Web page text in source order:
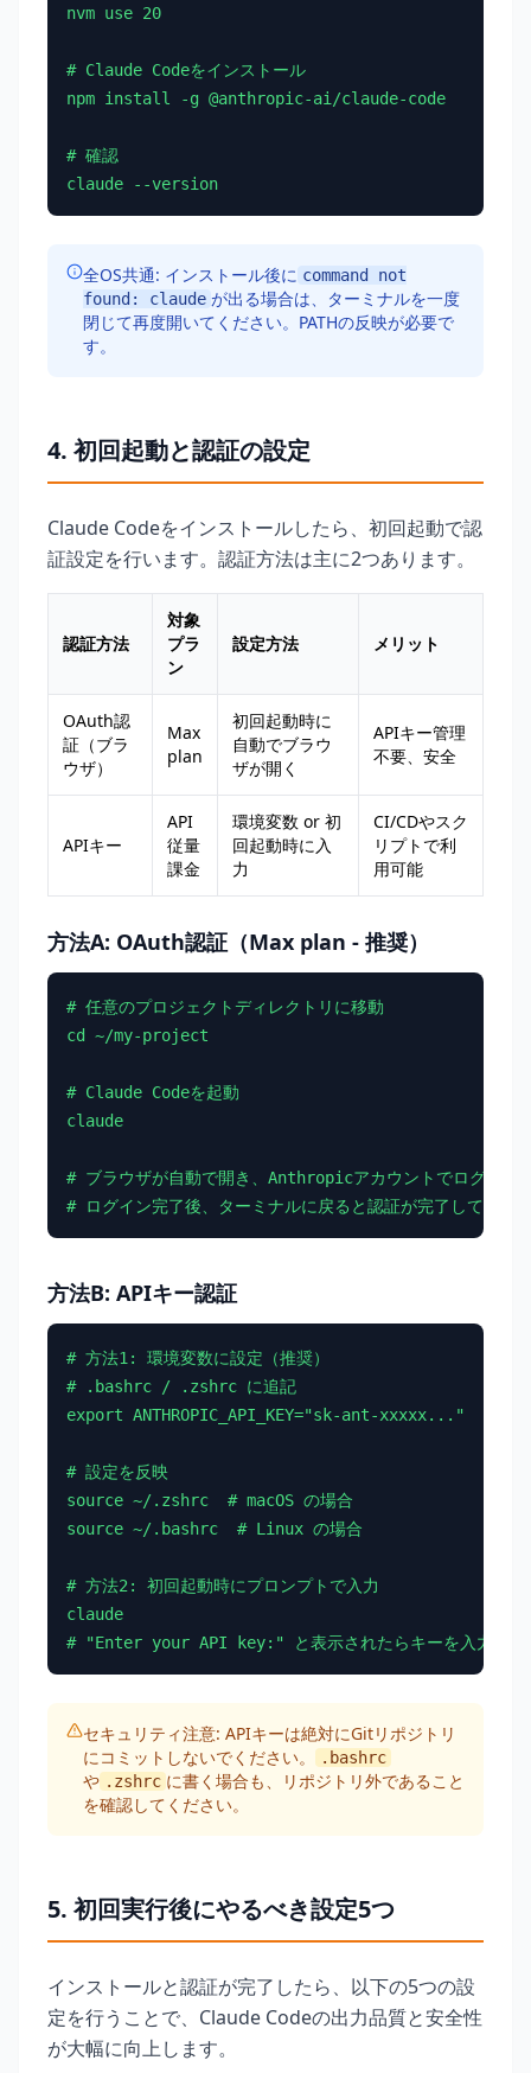
nvm use 20
# Claude Codeをインストール
npm install -g @anthropic-ai/claude-code
# 確認
claude --version
全OS共通: インストール後に command not
found: claude が出る場合は、ターミナルを一度
閉じて再度開いてください。PATHの反映が必要で
す。
4. 初回起動と認証の設定
Claude Codeをインストールしたら、初回起動で認
証設定を行います。認証方法は主に2つあります。
認証方法
対象
プラ
ン
設定方法 メリット
OAuth認
証（ブラ
ウザ）
Max
plan
初回起動時に
自動でブラウ
ザが開く
APIキー管理
不要、安全
APIキー
API
従量
課金
環境変数 or 初
回起動時に入
力
CI/CDやスク
リプトで利
用可能
方法A: OAuth認証（Max plan - 推奨）
# 任意のプロジェクトディレクトリに移動
cd ~/my-project
# Claude Codeを起動
claude
# ブラウザが自動で開き、Anthropicアカウントでログイン
# ログイン完了後、ターミナルに戻ると認証が完了していま
方法B: APIキー認証
# 方法1: 環境変数に設定（推奨）
# .bashrc / .zshrc に追記
export ANTHROPIC_API_KEY="sk-ant-xxxxx..."
# 設定を反映
source ~/.zshrc  # macOS の場合
source ~/.bashrc  # Linux の場合
# 方法2: 初回起動時にプロンプトで入力
claude
# "Enter your API key:" と表示されたらキーを入力
セキュリティ注意: APIキーは絶対にGitリポジトリ
にコミットしないでください。
.bashrc
や .zshrc に書く場合も、リポジトリ外であること
を確認してください。
5. 初回実行後にやるべき設定5つ
インストールと認証が完了したら、以下の5つの設
定を行うことで、Claude Codeの出力品質と安全性
が大幅に向上します。